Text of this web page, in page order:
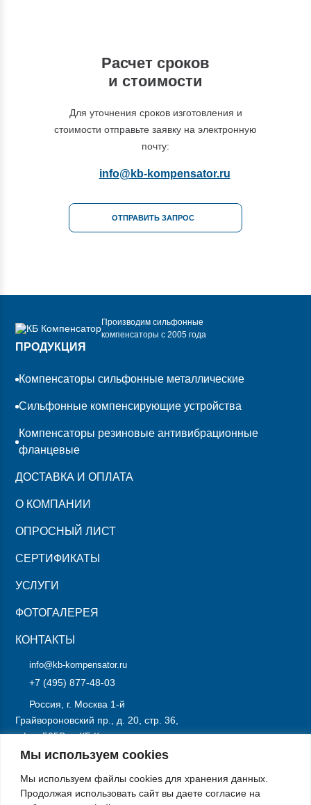
Мы используем cookies
Мы используем файлы cookies для хранения данных.
Продолжая использовать сайт вы даете согласие на
Расчет сроков
и стоимости
Для уточнения сроков изготовления и
стоимости отправьте заявку на электронную
почту:
info@kb-kompensator.ru
ОТПРАВИТЬ ЗАПРОС
Производим сильфонные
компенсаторы с 2005 года
ПРОДУКЦИЯ
Компенсаторы сильфонные металлические
Сильфонные компенсирующие устройства
Компенсаторы резиновые антивибрационные
фланцевые
ДОСТАВКА И ОПЛАТА
О КОМПАНИИ
ОПРОСНЫЙ ЛИСТ
СЕРТИФИКАТЫ
УСЛУГИ
ФОТОГАЛЕРЕЯ
КОНТАКТЫ
info@kb-kompensator.ru
+7 (495) 877-48-03
Россия, г. Москва 1-й
Грайвороновский пр., д. 20, стр. 36,
офис 505В, «КБ Компенсатор»